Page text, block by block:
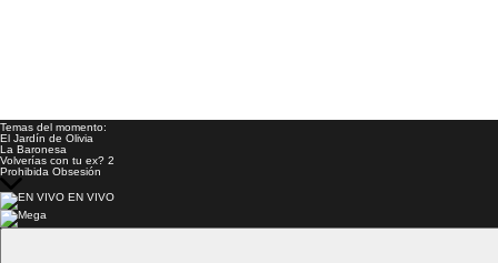
Temas del momento:
El Jardín de Olivia
La Baronesa
Volverías con tu ex? 2
Prohibida Obsesión
EN VIVO